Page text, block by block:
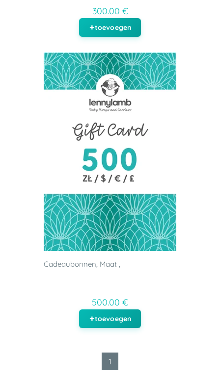
300.00 €
toevoegen
Cadeaubonnen, Maat ,
500.00 €
toevoegen
1